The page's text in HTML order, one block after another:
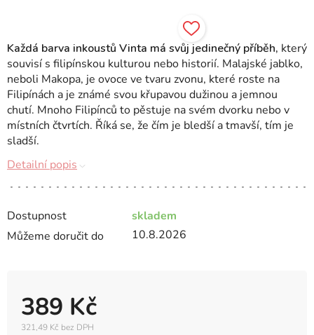
Dostupnost
skladem
Můžeme doručit do
10.8.2026
389 Kč
321,49 Kč bez DPH
Každá barva inkoustů Vinta má svůj jedinečný příběh, který
souvisí s filipínskou kulturou nebo historií. Malajské jablko,
neboli Makopa, je ovoce ve tvaru zvonu, které roste na
Filipínách a je známé svou křupavou dužinou a jemnou
chutí. Mnoho Filipínců to pěstuje na svém dvorku nebo v
místních čtvrtích. Říká se, že čím je bledší a tmavší, tím je
sladší.
Detailní popis